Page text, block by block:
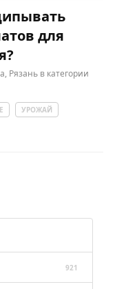
для
Рязань в категории
УРОЖАЙ
921